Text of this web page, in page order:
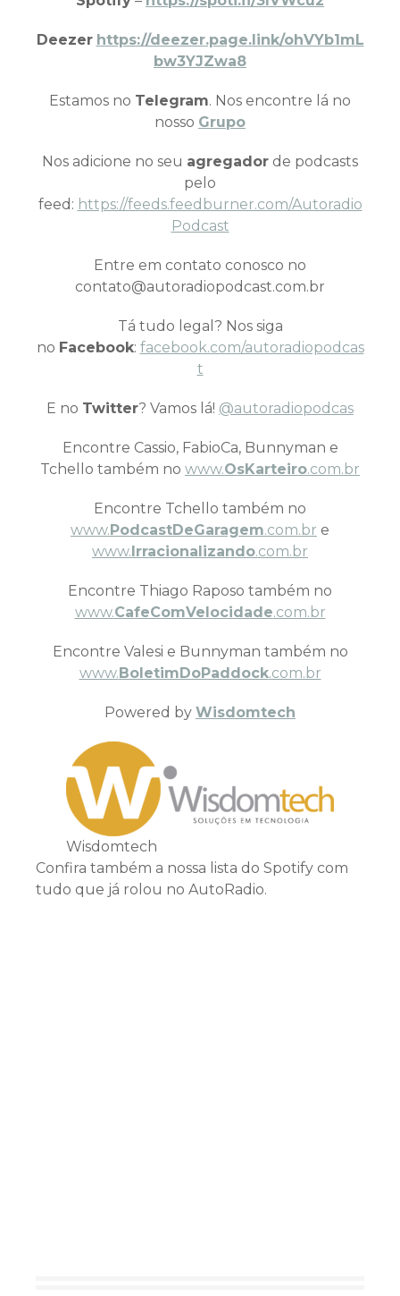
Deezer https://deezer.page.link/ohVYb1mL
bw3YJZwa8
Estamos no Telegram. Nos encontre lá no
nosso Grupo
Nos adicione no seu agregador de podcasts
pelo
feed: https://feeds.feedburner.com/Autoradio
Podcast
Entre em contato conosco no
contato@autoradiopodcast.com.br
Tá tudo legal? Nos siga
no Facebook: facebook.com/autoradiopodcas
t
E no Twitter? Vamos lá! @autoradiopodcas
Encontre Cassio, FabioCa, Bunnyman e
Tchello também no www.OsKarteiro.com.br
Encontre Tchello também no
www.PodcastDeGaragem.com.br e
www.Irracionalizando.com.br
Encontre Thiago Raposo também no
www.CafeComVelocidade.com.br
Encontre Valesi e Bunnyman também no
www.BoletimDoPaddock.com.br
Powered by Wisdomtech
Wisdomtech
Confira também a nossa lista do Spotify com
tudo que já rolou no AutoRadio.